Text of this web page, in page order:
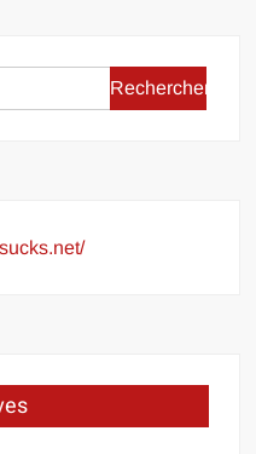
Rechercher :